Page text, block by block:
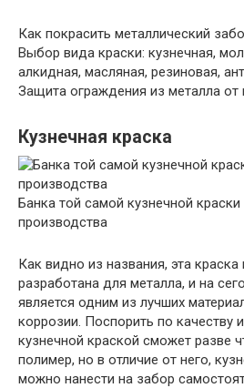
Как покрасить металлический
Выбор вида краски: кузнечная,
алкидная, масляная, резиновая,
Защита ограждения из металла от
Кузнечная краска
Банка той самой кузнечной
производства
Как видно из названия, эта
разработана для металла, и на
является одним из лучших
коррозии. Поспорить по качеству
кузнечной краской сможет разве
полимер, но в отличие от него,
можно нанести на забор